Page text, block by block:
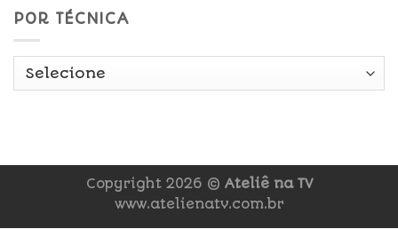
POR TÉCNICA
Copyright 2026 © Ateliê na TV
www.atelienatv.com.br